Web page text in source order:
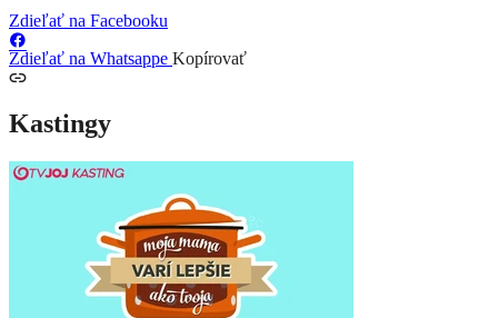
Zdieľať na Facebooku
Zdieľať na Whatsappe Kopírovať
Kastingy